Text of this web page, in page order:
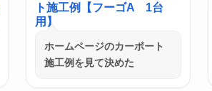
ト施工例【フーゴA 1台
用】
ホームページのカーポート
施工例を見て決めた